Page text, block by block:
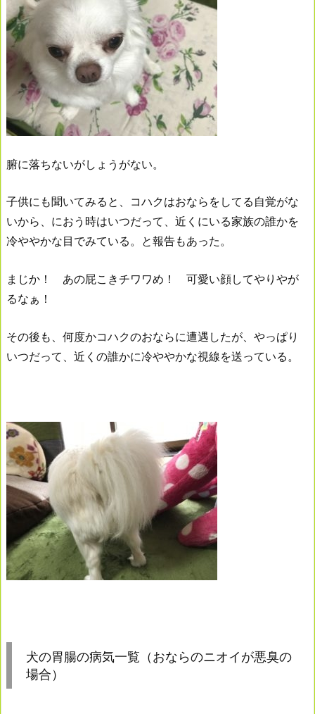
腑に落ちないがしょうがない。
子供にも聞いてみると、コハクはおならをしてる自覚がな
いから、におう時はいつだって、近くにいる家族の誰かを
冷ややかな目でみている。と報告もあった。
まじか！ あの屁こきチワワめ！ 可愛い顔してやりやが
るなぁ！
その後も、何度かコハクのおならに遭遇したが、やっぱり
いつだって、近くの誰かに冷ややかな視線を送っている。
犬の胃腸の病気一覧（おならのニオイが悪臭の
場合）